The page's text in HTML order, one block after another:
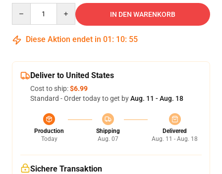
IN DEN WARENKORB
Diese Aktion endet in 01 : 10: 54
Deliver to United States
Cost to ship:$6.99
Standard - Order today to get byAug. 11 - Aug. 18
Production
Today
Shipping
Aug. 07
Delivered
Aug. 11 - Aug. 18
Sichere Transaktion